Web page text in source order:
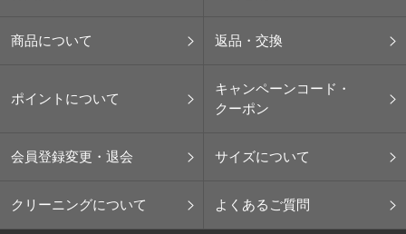
商品について 返品・交換
ポイントについて
キャンペーンコード・
クーポン
会員登録変更・退会 サイズについて
クリーニングについて よくあるご質問